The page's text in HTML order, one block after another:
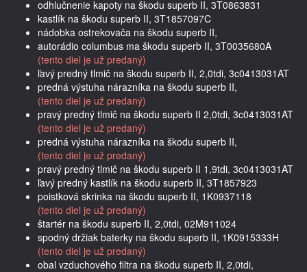
odhlučnenie kapoty na škodu superb II, 3T0863831
kastlík na škodu superb II, 3T1857097C
nádobka ostrekovača na škodu superb II,
autorádio columbus ma škodu superb II, 3T0035680A
(tento diel je už predaný)
ľavý predný tlmič na škodu superb II, 2,0tdi, 3c0413031AT
predná výstuha nárazníka na škodu superb II,
(tento diel je už predaný)
pravý predný tlmič na škodu superb II 2,0tdi, 3c0413031AT
(tento diel je už predaný)
predná výstuha nárazníka na škodu superb II,
(tento diel je už predaný)
pravý predný tlmič na škodu superb II 1,9tdi, 3c0413031AT
ľavý predný kastlík na škodu superb II, 3T1857923
poistková skrinka na škodu superb II, 1K0937118
(tento diel je už predaný)
štartér na škodu superb II, 2,0tdi, 02M911024
spodný držiak baterky na škodu superb II, 1K0915333H
(tento diel je už predaný)
obal vzduchového filtra na škodu superb II, 2,0tdi,